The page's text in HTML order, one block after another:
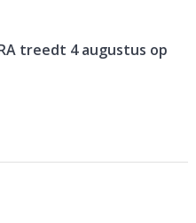
treedt 4 augustus op